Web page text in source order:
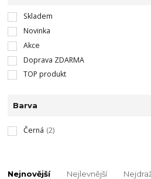
Skladem
Novinka
Akce
Doprava ZDARMA
TOP produkt
Barva
Černá (2)
Nejnovější Nejlevnější